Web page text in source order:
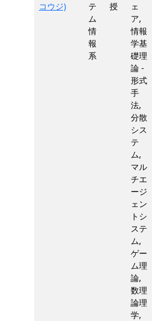
コウジ)
テ
ム
情
報
系
授
ェ
ア,
情報
学基
礎理
論 -
形式
手
法,
分散
シス
テ
ム,
マル
チエ
ージ
ェン
トシ
ステ
ム,
ゲー
ム理
論,
数理
論理
学,